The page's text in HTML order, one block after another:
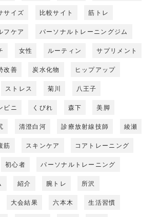
サイズ 比較サイト 筋トレ
フケア パーソナルトレーニングジム
女性 ルーティン サプリメント
改善 炭水化物 ヒップアップ
ストレス 菊川 八王子
ビニ くびれ 森下 美脚
清澄白河 診療放射線技師 綾瀬
筋 スキンケア コアトレーニング
初心者 パーソナルトレーニング
紹介 腕トレ 所沢
大会結果 六本木 生活習慣